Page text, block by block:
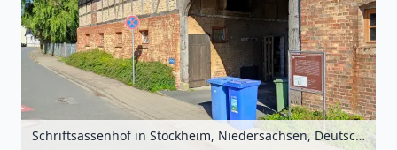
Schriftsassenhof in Stöckheim, Niedersachsen, Deutschland